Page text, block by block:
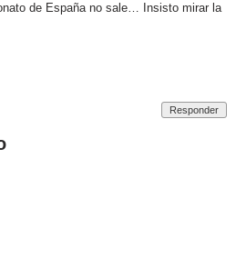
de España no sale… Insisto mirar la
Responder